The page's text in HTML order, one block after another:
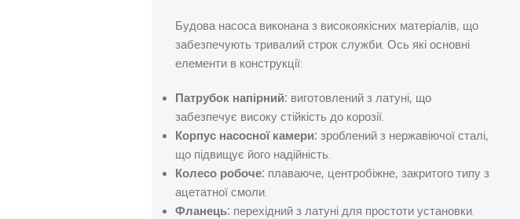
Будова насоса виконана з високоякісних матеріалів, що
забезпечують тривалий строк служби. Ось які основні
елементи в конструкції:
Патрубок напірний: виготовлений з латуні, що
забезпечує високу стійкість до корозії.
Корпус насосної камери: зроблений з нержавіючої сталі,
що підвищує його надійність.
Колесо робоче: плаваюче, центробіжне, закритого типу з
ацетатної смоли.
Фланець: перехідний з латуні для простоти установки.